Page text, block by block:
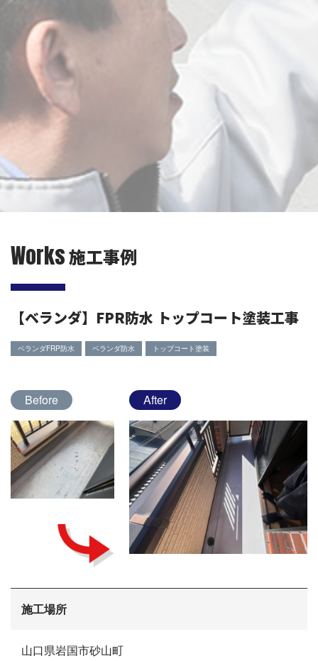
Works施工事例
【ベランダ】FPR防水 トップコート塗装工事
ベランダFRP防水 ベランダ防水 トップコート塗装
Before After
施工場所
山口県岩国市砂山町